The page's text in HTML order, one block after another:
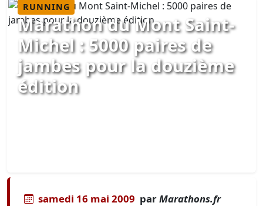
RUNNING
Marathon du Mont Saint-
Michel : 5000 paires de
jambes pour la douzième
édition
samedi 16 mai 2009 parMarathons.fr